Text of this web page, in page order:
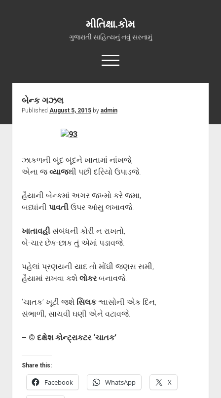
મીતિક્ષા.કોમ
ગુજરાતી સાહિત્યનું નવું સરનામું
open
menu
facebookyoutubehello@mitixa.com
સ્વાગત
ગુજરાતી ગઝલો
ગીત, પ્રાર્થના અને ભજન
અન્ય રચનાઓ
વધુ માહિતી
open
આપના પ્રતિભાવો
આપની રચનાઓ
બેન્ક ગઝલ
Published August 5, 2015by admin
ઝાકળની બૂંદ બૂંદને ખાતામાં નાંખજે,
એના જ વ્યાજથી પછી દરિયો ઉપાડજે.
હૈયાની બેન્કમાં અગર જખ્મો કરે જમા,
બધ્ધાંની પાવતીઉપર આંસુ લખાવજે.
ખાતાવહીસંબંધની કોરી ન રાખતો,
બે-ચાર છેક-છાક તું એમાં પડાવજે.
પહેલાં પ્રણયની યાદ તો મોંઘી જણસ સમી,
હૈયામાં રાખવા કશે લોકરબનાવજે.
‘ચાતક’ ખૂટી જશે સિલકશ્વાસોની એક દિન,
સંભાળી, સાચવી ઘણી એને વટાવજે.
– © દક્ષેશ કોન્ટ્રાકટર ‘ચાતક’
Share this:
Facebook WhatsApp X